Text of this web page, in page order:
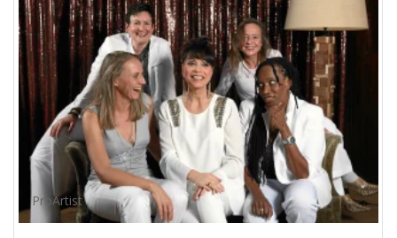
ProArtist